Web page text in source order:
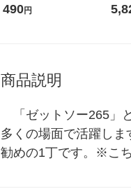
コウォーター）2L ラベルレ
490円
ガジ
商品説明
「ゼットソー265」
多くの場面で活躍し
勧めの1丁です。※こ